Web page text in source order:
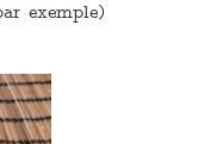
exemple)